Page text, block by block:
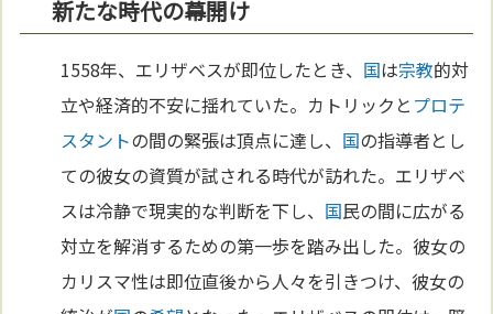
新たな時代の幕開け
1558年、エリザベスが即位したとき、 国は宗教的対
立や経済的不安に揺れていた。カトリックと プロテ
スタントの間の緊張は頂点に達し、 国の指導者とし
ての彼女の資質が試される時代が訪れた。エリザベ
スは冷静で現実的な判断を下し、 国民の間に広がる
対立を解消するための第一歩を踏み出した。彼女の
カリスマ性は即位直後から人々を引きつけ、彼女の